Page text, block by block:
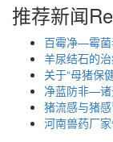
推荐新闻
百霉净—霉菌
羊尿结石的
关于“母猪保
净蓝防非—
猪流感与猪
河南兽药厂